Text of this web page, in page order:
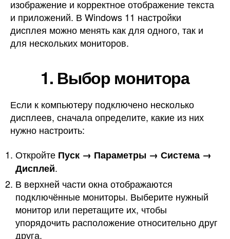
изображение и корректное отображение текста
и приложений. В Windows 11 настройки
дисплея можно менять как для одного, так и
для нескольких мониторов.
1. Выбор монитора
Если к компьютеру подключено несколько
дисплеев, сначала определите, какие из них
нужно настроить:
Откройте Пуск → Параметры → Система →
Дисплей.
В верхней части окна отображаются
подключённые мониторы. Выберите нужный
монитор или перетащите их, чтобы
упорядочить расположение относительно друг
друга.